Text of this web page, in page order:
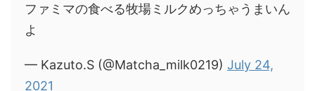
ファミマの食べる牧場ミルクめっちゃうまいん
よ
— Kazuto.S (@Matcha_milk0219) July 24,
2021